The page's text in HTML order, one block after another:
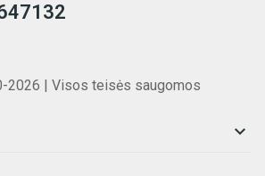
2026 | Visos teisės saugomos
